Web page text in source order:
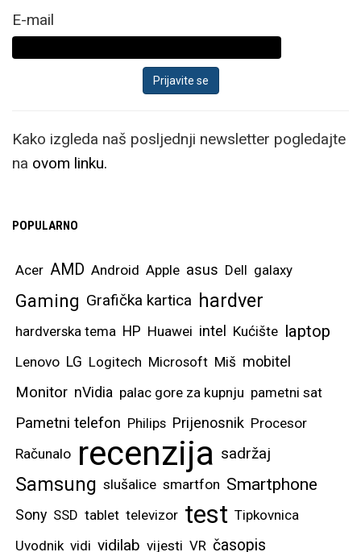
E-mail
Kako izgleda naš posljednji newsletter pogledajte
na ovom linku.
POPULARNO
Acer AMD Android Apple asus Dell galaxy
Gaming Grafička kartica hardver
hardverska tema HP Huawei intel Kućište laptop
Lenovo LG Logitech Microsoft Miš mobitel
Monitor nVidia palac gore za kupnju pametni sat
Pametni telefon Philips Prijenosnik Procesor
Računalo recenzija sadržaj
Samsung slušalice smartfon Smartphone
Sony SSD tablet televizor test Tipkovnica
Uvodnik vidi vidilab vijesti VR časopis